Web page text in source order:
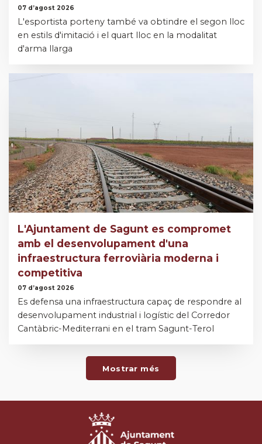
07 d’agost 2026
L'esportista porteny també va obtindre el segon lloc
en estils d'imitació i el quart lloc en la modalitat
d'arma llarga
L'Ajuntament de Sagunt es compromet
amb el desenvolupament d'una
infraestructura ferroviària moderna i
competitiva
07 d’agost 2026
Es defensa una infraestructura capaç de respondre al
desenvolupament industrial i logístic del Corredor
Cantàbric-Mediterrani en el tram Sagunt-Terol
Mostrar més